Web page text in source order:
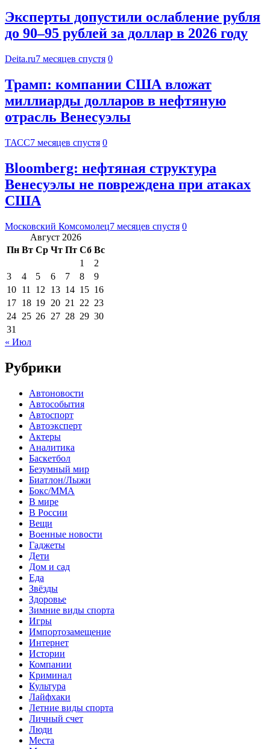
Эксперты допустили ослабление рубля
до 90–95 рублей за доллар в 2026 году
Deita.ru7 месяцев спустя 0
Трамп: компании США вложат
миллиарды долларов в нефтяную
отрасль Венесуэлы
ТАСС7 месяцев спустя 0
Bloomberg: нефтяная структура
Венесуэлы не повреждена при атаках
США
Московский Комсомолец7 месяцев спустя 0
Август 2026
Пн Вт Ср Чт Пт Сб Вс
1
2
3
4 5 6 7 8
9
10 11 12 13 14 15 16
17 18 19 20 21 22 23
24 25 26 27 28 29 30
31
« Июл
Рубрики
Автоновости
Автособытия
Автоспорт
Автоэксперт
Актеры
Аналитика
Баскетбол
Безумный мир
Биатлон/Лыжи
Бокс/MMA
В мире
В России
Вещи
Военные новости
Гаджеты
Дети
Дом и сад
Еда
Звёзды
Здоровье
Зимние виды спорта
Игры
Импортозамещение
Интернет
Истории
Компании
Криминал
Культура
Лайфхаки
Летние виды спорта
Личный счет
Люди
Места